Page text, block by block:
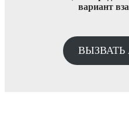
вариант
ВЫЗВАТЬ